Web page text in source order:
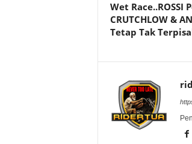
Wet Race..ROSSI
CRUTCHLOW &
Tetap Tak